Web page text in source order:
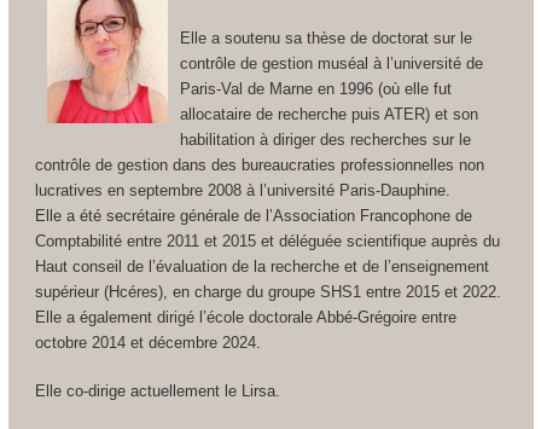
Elle a soutenu sa thèse de doctorat sur le
contrôle de gestion muséal à l’université de
Paris-Val de Marne en 1996 (où elle fut
allocataire de recherche puis ATER) et son
habilitation à diriger des recherches sur le
contrôle de gestion dans des bureaucraties professionnelles non
lucratives en septembre 2008 à l’université Paris-Dauphine.
Elle a été secrétaire générale de l’Association Francophone de
Comptabilité entre 2011 et 2015 et déléguée scientifique auprès du
Haut conseil de l’évaluation de la recherche et de l’enseignement
supérieur (Hcéres), en charge du groupe SHS1 entre 2015 et 2022.
Elle a également dirigé l’école doctorale Abbé-Grégoire entre
octobre 2014 et décembre 2024.
Elle co-dirige actuellement le Lirsa.